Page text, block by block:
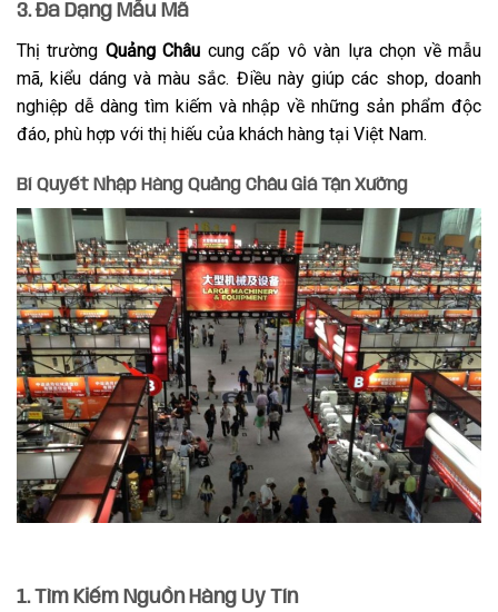
3. Đa Dạng Mẫu Mã
Thị trường Quảng Châu cung cấp vô vàn lựa chọn về mẫu
mã, kiểu dáng và màu sắc. Điều này giúp các shop, doanh
nghiệp dễ dàng tìm kiếm và nhập về những sản phẩm độc
đáo, phù hợp với thị hiếu của khách hàng tại Việt Nam.
Bí Quyết Nhập Hàng Quảng Châu Giá Tận Xưởng
1. Tìm Kiếm Nguồn Hàng Uy Tín